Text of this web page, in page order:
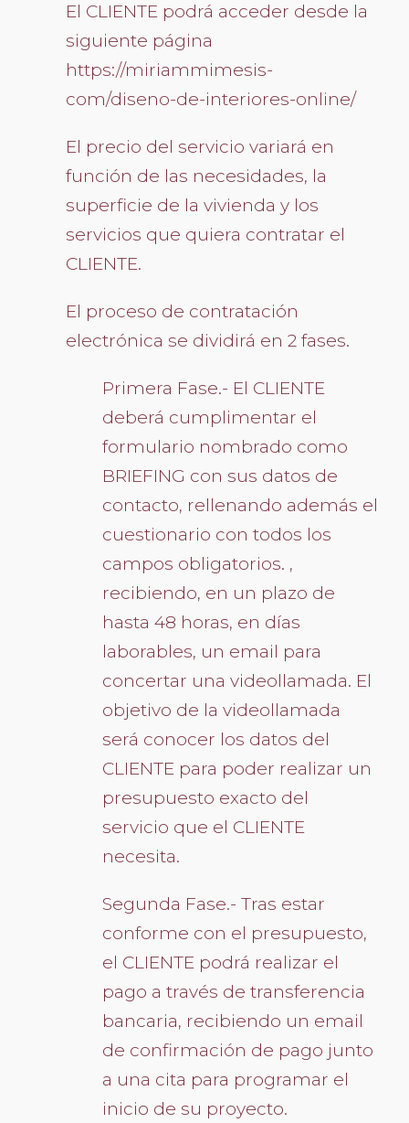
El CLIENTE podrá acceder desde la
siguiente página
https://miriammimesis-
com/diseno-de-interiores-online/
El precio del servicio variará en
función de las necesidades, la
superficie de la vivienda y los
servicios que quiera contratar el
CLIENTE.
El proceso de contratación
electrónica se dividirá en 2 fases.
Primera Fase.- El CLIENTE
deberá cumplimentar el
formulario nombrado como
BRIEFING con sus datos de
contacto, rellenando además el
cuestionario con todos los
campos obligatorios. ,
recibiendo, en un plazo de
hasta 48 horas, en días
laborables, un email para
concertar una videollamada. El
objetivo de la videollamada
será conocer los datos del
CLIENTE para poder realizar un
presupuesto exacto del
servicio que el CLIENTE
necesita.
Segunda Fase.- Tras estar
conforme con el presupuesto,
el CLIENTE podrá realizar el
pago a través de transferencia
bancaria, recibiendo un email
de confirmación de pago junto
a una cita para programar el
inicio de su proyecto.